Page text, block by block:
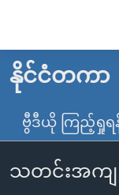
လွယ်ကူ
စေ
သည့်
များ
မူလစာမျက်နှာ
မြန်မာ
ကမ္ဘာ့သတင်းများ
နိုင်ငံတကာ
ဗွီဒီယို
နိုင်ငံတကာ
ဗွီဒီယို ကြည့်ရှုရ
သတင်းအကျဉ်